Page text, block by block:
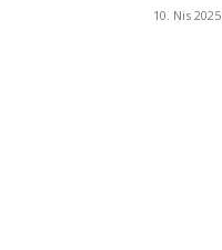
10. Nis 2025